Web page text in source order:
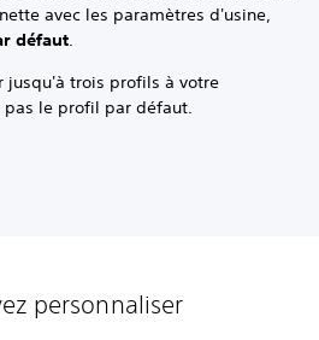
avec les paramètres d'usine,
défaut.
jusqu'à trois profils à votre
pas le profil par défaut.
personnaliser